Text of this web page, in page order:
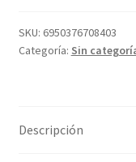
SKU: 6950376708403
Categoría: Sin
Descripción